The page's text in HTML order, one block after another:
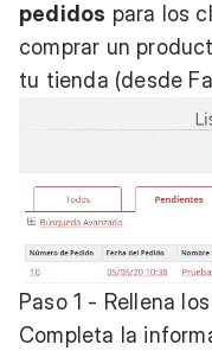
pedidos para los
comprar un
tu tienda (desde
Paso 1 - Rellena
Completa la